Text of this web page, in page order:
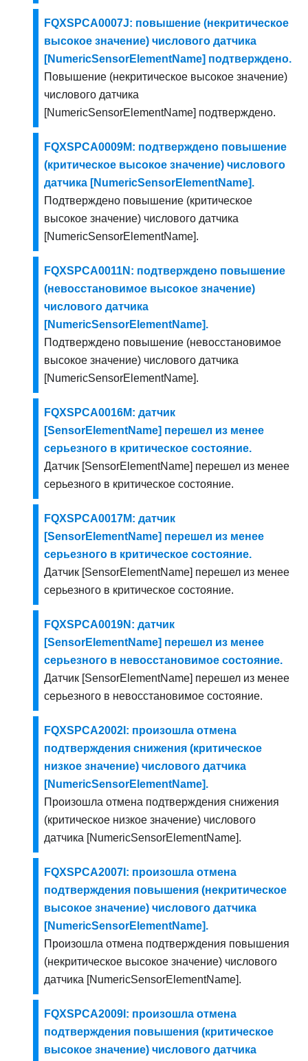
FQXSPCA0007J: повышение (некритическое
высокое значение) числового датчика
[NumericSensorElementName] подтверждено.
Повышение (некритическое высокое значение)
числового датчика
[NumericSensorElementName] подтверждено.
FQXSPCA0009M: подтверждено повышение
(критическое высокое значение) числового
датчика [NumericSensorElementName].
Подтверждено повышение (критическое
высокое значение) числового датчика
[NumericSensorElementName].
FQXSPCA0011N: подтверждено повышение
(невосстановимое высокое значение)
числового датчика
[NumericSensorElementName].
Подтверждено повышение (невосстановимое
высокое значение) числового датчика
[NumericSensorElementName].
FQXSPCA0016M: датчик
[SensorElementName] перешел из менее
серьезного в критическое состояние.
Датчик [SensorElementName] перешел из менее
серьезного в критическое состояние.
FQXSPCA0017M: датчик
[SensorElementName] перешел из менее
серьезного в критическое состояние.
Датчик [SensorElementName] перешел из менее
серьезного в критическое состояние.
FQXSPCA0019N: датчик
[SensorElementName] перешел из менее
серьезного в невосстановимое состояние.
Датчик [SensorElementName] перешел из менее
серьезного в невосстановимое состояние.
FQXSPCA2002I: произошла отмена
подтверждения снижения (критическое
низкое значение) числового датчика
[NumericSensorElementName].
Произошла отмена подтверждения снижения
(критическое низкое значение) числового
датчика [NumericSensorElementName].
FQXSPCA2007I: произошла отмена
подтверждения повышения (некритическое
высокое значение) числового датчика
[NumericSensorElementName].
Произошла отмена подтверждения повышения
(некритическое высокое значение) числового
датчика [NumericSensorElementName].
FQXSPCA2009I: произошла отмена
подтверждения повышения (критическое
высокое значение) числового датчика